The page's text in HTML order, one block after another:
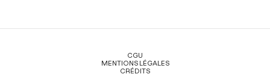
Légal
CGU
MENTIONS LÉGALES
CRÉDITS